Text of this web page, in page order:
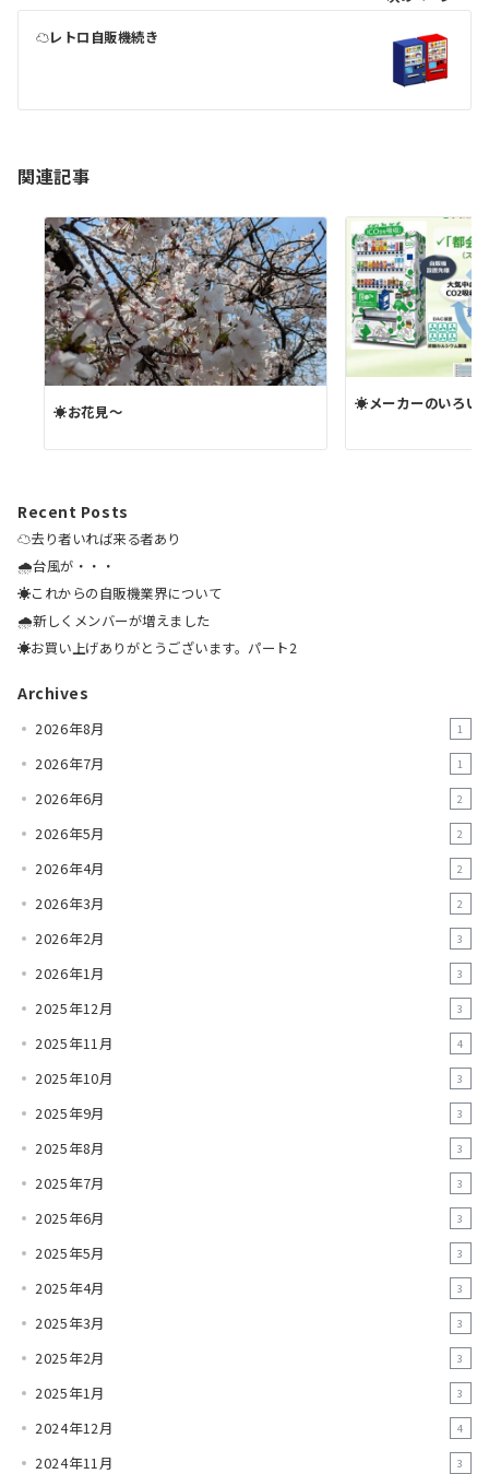
ゲ
ー
ョ
☁レトロ自販機続き
関連記事
☀お花見～ ☀メーカーのいろい
Recent Posts
☁️去り者いれば来る者あり
🌧️台風が・・・
☀️これからの自販機業界について
🌧️新しくメンバーが増えました
☀️お買い上げありがとうございます。パート2
Archives
2026年8月 1
2026年7月 1
2026年6月 2
2026年5月 2
2026年4月 2
2026年3月 2
2026年2月 3
2026年1月 3
2025年12月 3
2025年11月 4
2025年10月 3
2025年9月 3
2025年8月 3
2025年7月 3
2025年6月 3
2025年5月 3
2025年4月 3
2025年3月 3
2025年2月 3
2025年1月 3
2024年12月 4
2024年11月 3